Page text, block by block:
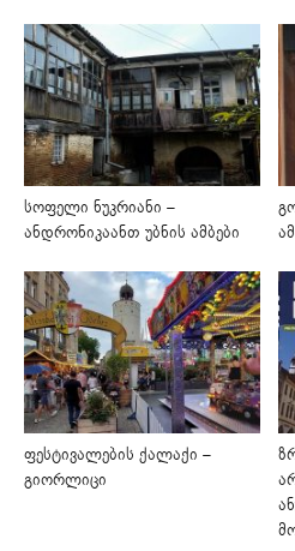
სოფელი ნუკრიანი –
ანდრონიკაანთ უბნის ამბები
ფესტივალების ქალაქი –
გიორლიცი